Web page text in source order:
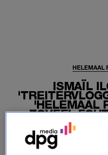
ISMAÏL
'HELEMAAL
ZOVEEL
HELEMAAL
25-08-2019
Ismaïl Ilgun is de vierde